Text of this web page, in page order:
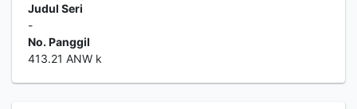
Judul Seri
-
No. Panggil
413.21 ANW k